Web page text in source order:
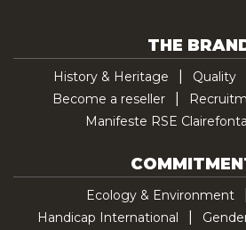
THE
History & Heritage Quality
Become a reseller
Manifeste RSE
Ecology & Environment
Handicap International